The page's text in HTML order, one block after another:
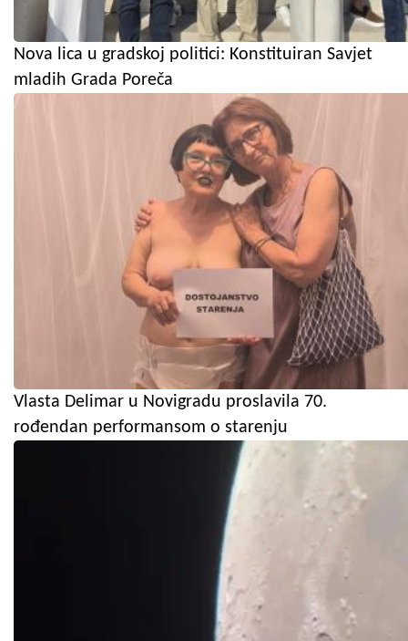
Nova lica u gradskoj politici: Konstituiran Savjet
mladih Grada Poreča
Vlasta Delimar u Novigradu proslavila 70.
rođendan performansom o starenju